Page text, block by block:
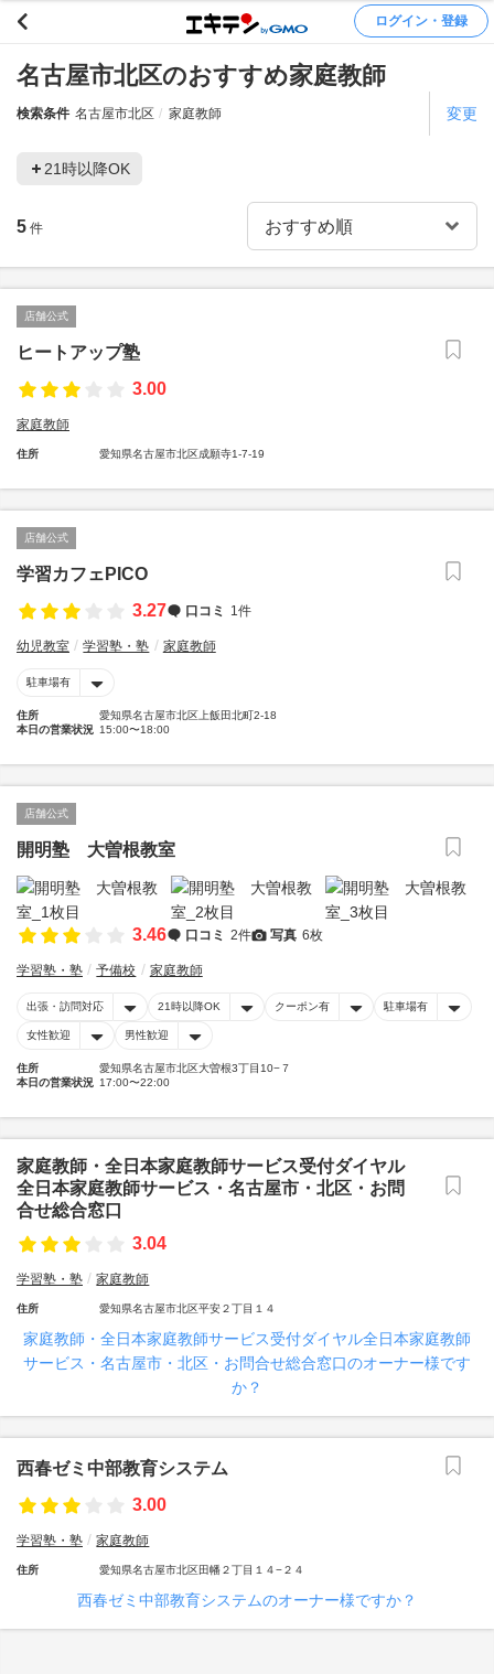
ログイン・登録
名古屋市北区のおすすめ家庭教師
検索条件 名古屋市北区 家庭教師 変更
21時以降OK
5 件
店舗公式
ヒートアップ塾
3.00
家庭教師
住所 愛知県名古屋市北区成願寺1-7-19
店舗公式
学習カフェPICO
3.27
口コミ 1件
幼児教室 学習塾・塾 家庭教師
駐車場有
住所
愛知県名古屋市北区上飯田北町2-18
本日の営業状況 15:00〜18:00
店舗公式
開明塾 大曽根教室
3.46 口コミ 2件 写真 6枚
学習塾・塾 予備校 家庭教師
出張・訪問対応 21時以降OK クーポン有 駐車場有
女性歓迎 男性歓迎
住所
愛知県名古屋市北区大曽根3丁目10−７
本日の営業状況 17:00〜22:00
家庭教師・全日本家庭教師サービス受付ダイヤル
全日本家庭教師サービス・名古屋市・北区・お問
合せ総合窓口
3.04
学習塾・塾 家庭教師
住所 愛知県名古屋市北区平安２丁目１４
家庭教師・全日本家庭教師サービス受付ダイヤル全日本家庭教師
サービス・名古屋市・北区・お問合せ総合窓口のオーナー様です
か？
西春ゼミ中部教育システム
3.00
学習塾・塾 家庭教師
住所 愛知県名古屋市北区田幡２丁目１４−２４
西春ゼミ中部教育システムのオーナー様ですか？